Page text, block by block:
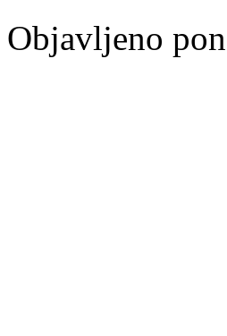
Objavljeno